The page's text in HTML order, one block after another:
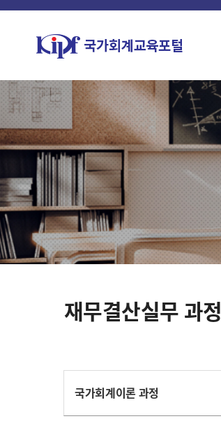
재무결산실무 과정
국가회계이론 과정